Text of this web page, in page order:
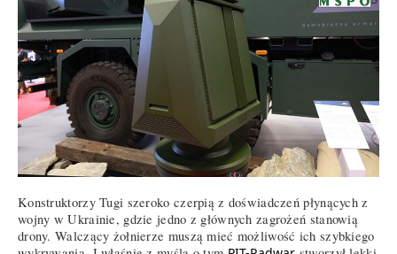
Konstruktorzy Tugi szeroko czerpią z doświadczeń płynących z
wojny w Ukrainie, gdzie jedno z głównych zagrożeń stanowią
drony. Walczący żołnierze muszą mieć możliwość ich szybkiego